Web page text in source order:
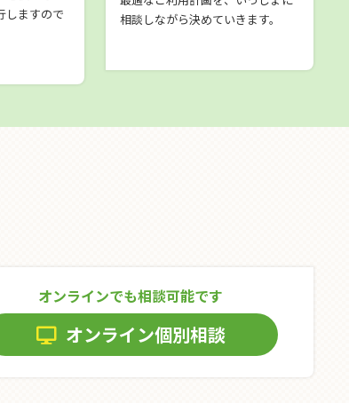
しますので
相談しながら決めていきます。
オンラインでも相談可能です
オンライン個別相談